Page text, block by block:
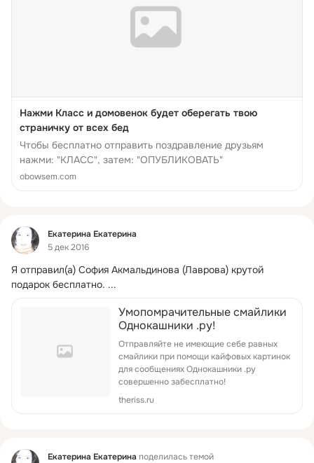
Нажми Класс и домовенок будет оберегать твою
страничку от всех бед
Чтобы бесплатно отправить поздравление друзьям
нажми: "КЛАСС", затем: "ОПУБЛИКОВАТЬ"
obowsem.com
Фид
Екатерина Екатерина
5 дек 2016
Я отправил(а) София Акмальдинова (Лаврова) крутой
подарок бесплатно. ...
Умопомрачительные смайлики
Однокашники .ру!
Отправляйте не имеющие себе равных
смайлики при помощи кайфовых картинок
для сообщениях Однокашники .ру
совершенно забесплатно!
theriss.ru
Фид Екатерина Екатерина поделилась темой